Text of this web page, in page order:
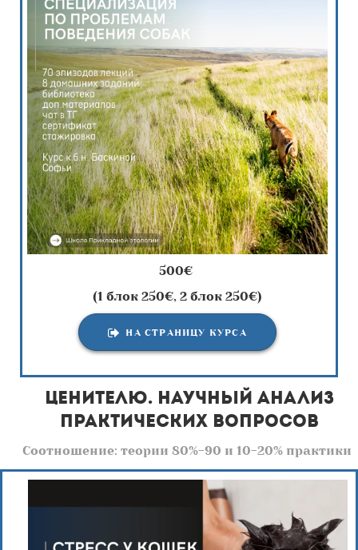
500€
(1 блок 250€, 2 блок 250€)
НА СТРАНИЦУ КУРСА
Ценителю. научный анализ
практических вопросов
Соотношение: теории 80%-90 и 10-20% практики